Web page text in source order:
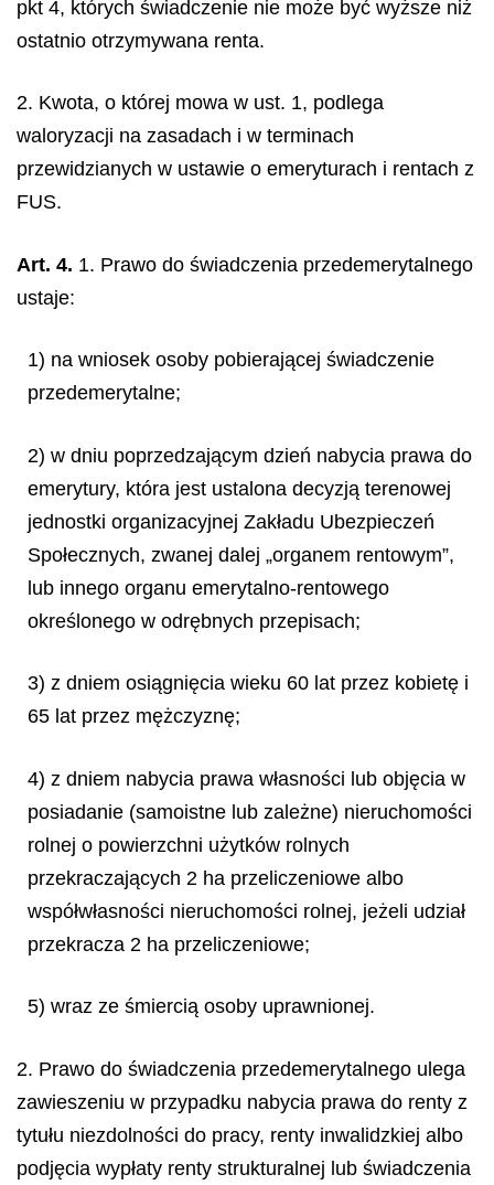
pkt 4, których świadczenie nie może być wyższe niż
ostatnio otrzymywana renta.
2. Kwota, o której mowa w ust. 1, podlega
waloryzacji na zasadach i w terminach
przewidzianych w ustawie o emeryturach i rentach z
FUS.
Art. 4. 1. Prawo do świadczenia przedemerytalnego
ustaje:
1) na wniosek osoby pobierającej świadczenie
przedemerytalne;
2) w dniu poprzedzającym dzień nabycia prawa do
emerytury, która jest ustalona decyzją terenowej
jednostki organizacyjnej Zakładu Ubezpieczeń
Społecznych, zwanej dalej „organem rentowym”,
lub innego organu emerytalno-rentowego
określonego w odrębnych przepisach;
3) z dniem osiągnięcia wieku 60 lat przez kobietę i
65 lat przez mężczyznę;
4) z dniem nabycia prawa własności lub objęcia w
posiadanie (samoistne lub zależne) nieruchomości
rolnej o powierzchni użytków rolnych
przekraczających 2 ha przeliczeniowe albo
współwłasności nieruchomości rolnej, jeżeli udział
przekracza 2 ha przeliczeniowe;
5) wraz ze śmiercią osoby uprawnionej.
2. Prawo do świadczenia przedemerytalnego ulega
zawieszeniu w przypadku nabycia prawa do renty z
tytułu niezdolności do pracy, renty inwalidzkiej albo
podjęcia wypłaty renty strukturalnej lub świadczenia